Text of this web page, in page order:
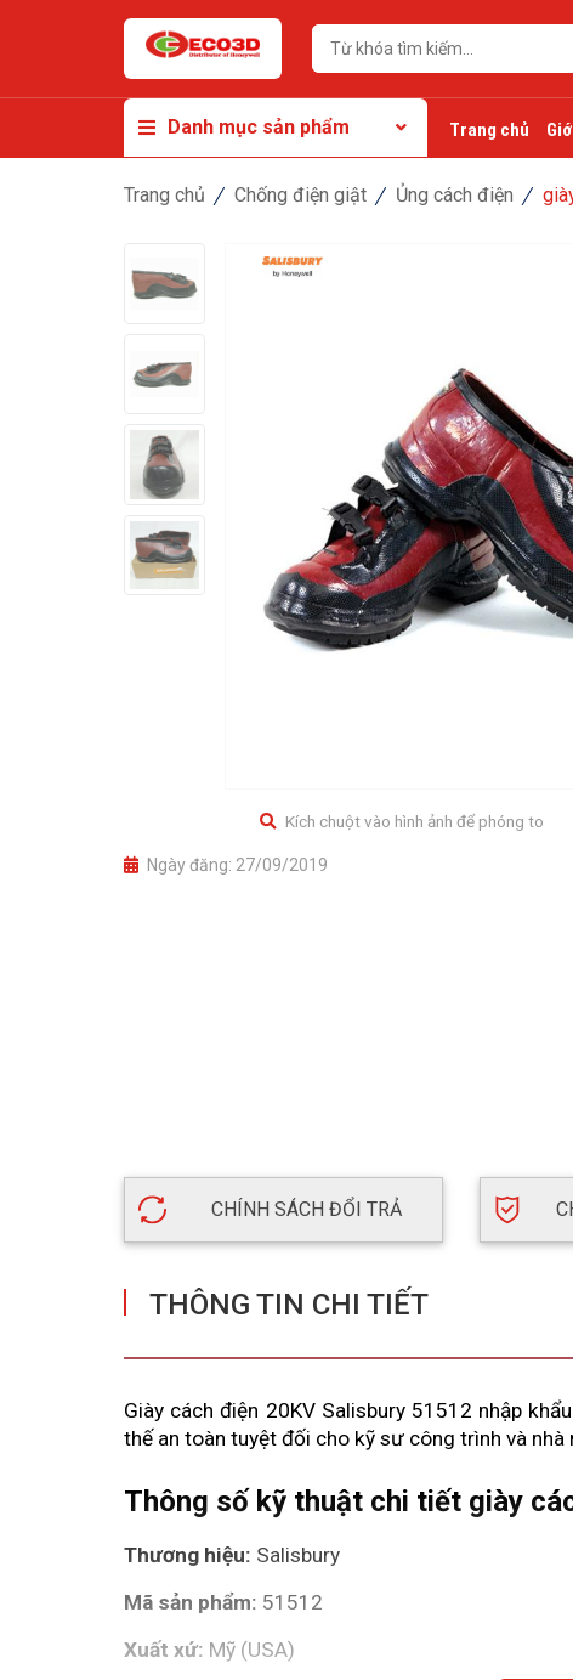
Danh mục sản phẩm Trang chủ
Trang chủ Chống điện giật Ủng cách điện
Kích chuột vào hình ảnh để phóng to
Ngày đăng: 27/09/2019
CHÍNH SÁCH ĐỔI TRẢ
THÔNG TIN CHI TIẾT
Giày cách điện 20KV Salisbury 51512 nhập
thế an toàn tuyệt đối cho kỹ sư công trình và nhà
Thông số kỹ thuật chi tiết giày
Thương hiệu: Salisbury
Mã sản phẩm: 51512
Xuất xứ: Mỹ (USA)